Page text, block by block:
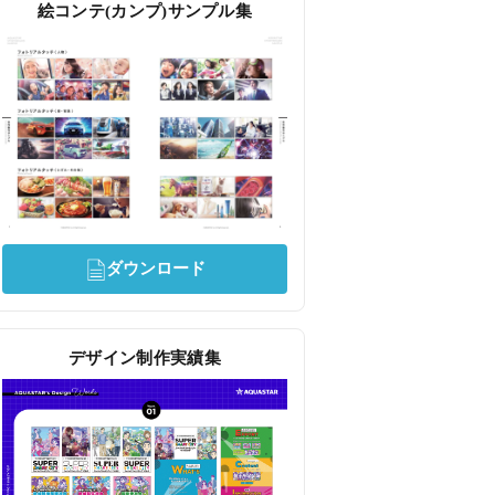
絵コンテ(カンプ)サンプル集
ダウンロード
デザイン制作実績集